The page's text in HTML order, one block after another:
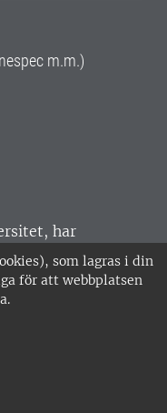
som lagras i din
för att webbplatsen
m.m.)
har
Huvudorter är
är
•
2817 •